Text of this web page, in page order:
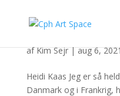
afKim Sejr|aug 6,
Heidi Kaas Jeg er så
Danmark og i Frankrig,